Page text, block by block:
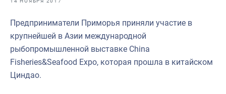
Выставки и конференции
Научно-практическая литература
Рыбоохрана России
Предприниматели Приморья приняли участие в
крупнейшей в Азии международной
рыбопромышленной выставке China
Fisheries&Seafood Expo, которая прошла в китайском
Циндао.